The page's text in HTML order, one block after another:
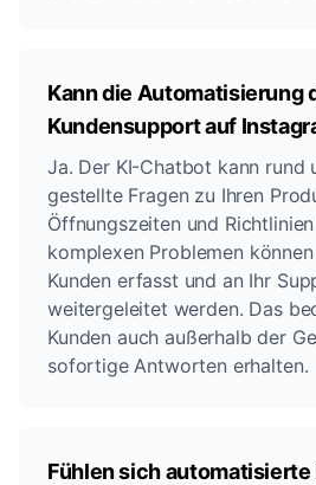
Kann die Automatisierung
Kundensupport auf
Ja. Der KI-Chatbot kann rund
gestellte Fragen zu Ihren
Öffnungszeiten und
komplexen Problemen
Kunden erfasst und an Ihr
weitergeleitet werden. Das
Kunden auch außerhalb der
sofortige Antworten erhalten.
Fühlen sich